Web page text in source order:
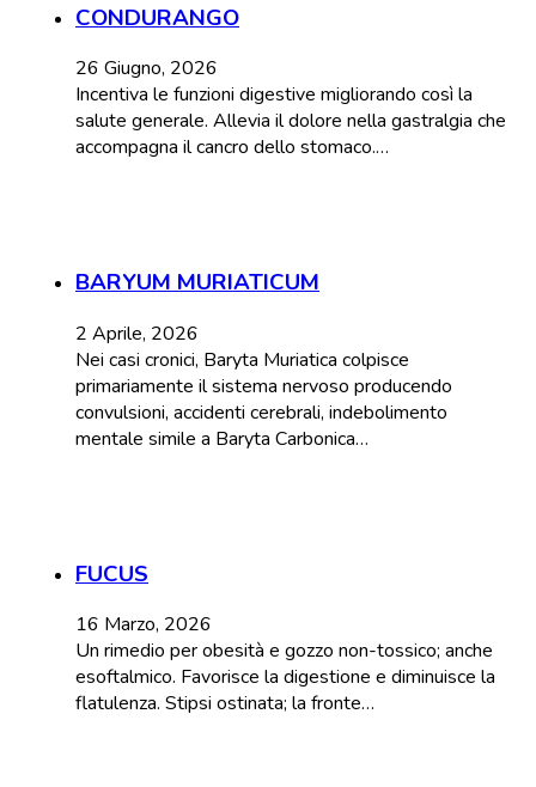
CONDURANGO
26 Giugno, 2026
Incentiva le funzioni digestive migliorando così la
salute generale. Allevia il dolore nella gastralgia che
accompagna il cancro dello stomaco.…
BARYUM MURIATICUM
2 Aprile, 2026
Nei casi cronici, Baryta Muriatica colpisce
primariamente il sistema nervoso producendo
convulsioni, accidenti cerebrali, indebolimento
mentale simile a Baryta Carbonica…
FUCUS
16 Marzo, 2026
Un rimedio per obesità e gozzo non-tossico; anche
esoftalmico. Favorisce la digestione e diminuisce la
flatulenza. Stipsi ostinata; la fronte…